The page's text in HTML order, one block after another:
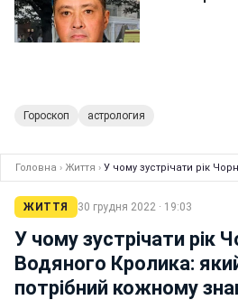
Гороскоп астрология
Головна › Життя › У чому зустрічати рік
ЖИТТЯ 30 грудня 2022 · 19:03
У чому зустрічати рік
Водяного Кролика:
потрібний кожному